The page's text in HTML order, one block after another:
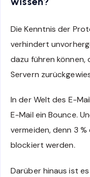
Die Kenntnis der
verhindert
dazu führen können,
Servern
In der Welt des E-
E-Mail ein Bounce.
vermeiden, denn 3
blockiert werden.
Darüber hinaus ist